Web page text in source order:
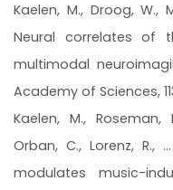
Kaelen, M., Droog, W.,
Neural correlates of
multimodal
Academy of Sciences,
Kaelen, M., Roseman,
Orban, C., Lorenz, R.,
modulates music-